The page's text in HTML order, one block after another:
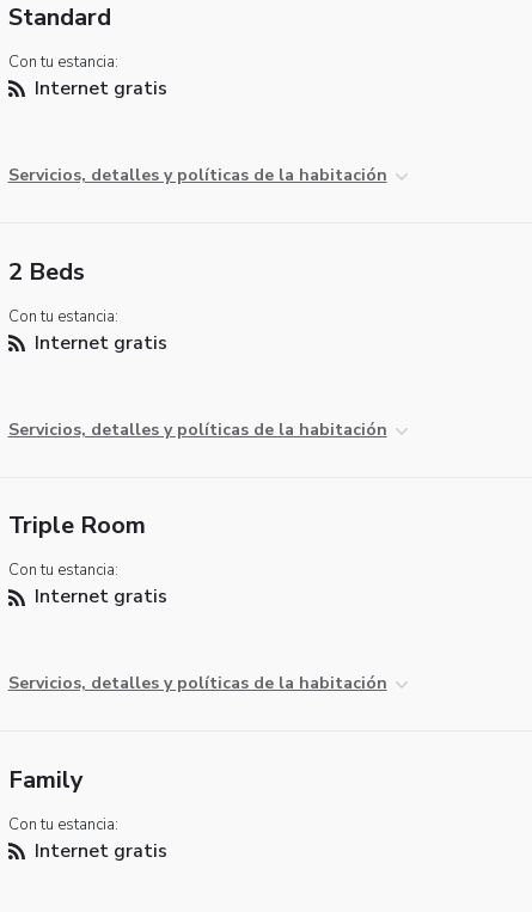
Standard
Con tu estancia:
Internet gratis
Servicios, detalles y políticas de la habitación
2 Beds
Con tu estancia:
Internet gratis
Servicios, detalles y políticas de la habitación
Triple Room
Con tu estancia:
Internet gratis
Servicios, detalles y políticas de la habitación
Family
Con tu estancia:
Internet gratis